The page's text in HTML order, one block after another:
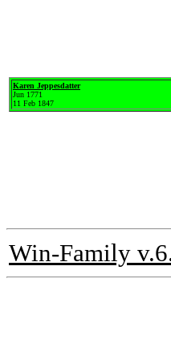
Karen Jeppesdatter
Jun 1771
11 Feb 1847
Win-Family